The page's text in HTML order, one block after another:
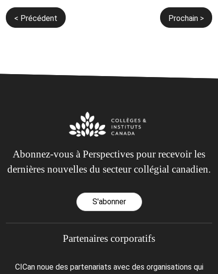
Navigation
< Précédent Prochain >
Abonnez-vous à Perspectives pour recevoir les
dernières nouvelles du secteur collégial canadien.
S'abonner
Partenaires corporatifs
CICan noue des partenariats avec des organisations qui